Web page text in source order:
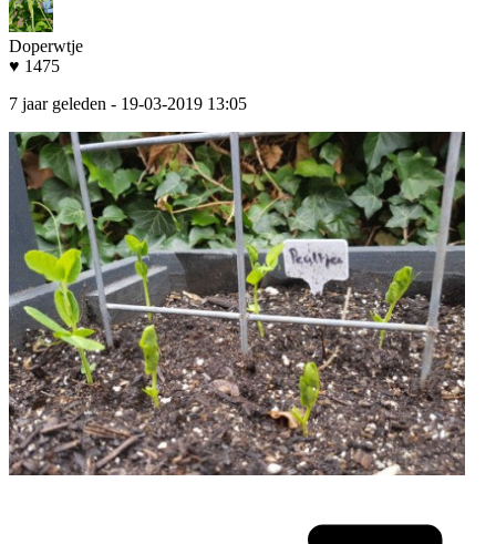
Doperwtje
♥ 1475
7 jaar geleden - 19-03-2019 13:05